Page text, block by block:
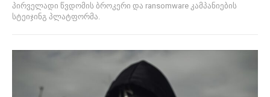
პირველადი წვდომის ბროკერი და ransomware კამპანიების
სტეიჯინგ პლატფორმა.